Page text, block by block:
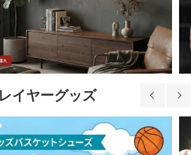
イヤーグッズ